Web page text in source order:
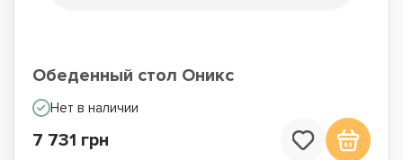
Обеденный стол Оникс
Нет в наличии
7 731 грн